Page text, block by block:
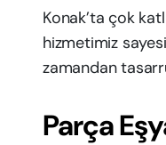
Konak’ta çok
hizmetimiz
zamandan
Parça